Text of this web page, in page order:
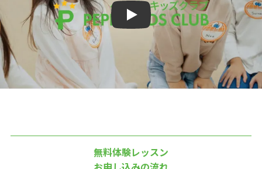
Play
無料体験レッスン